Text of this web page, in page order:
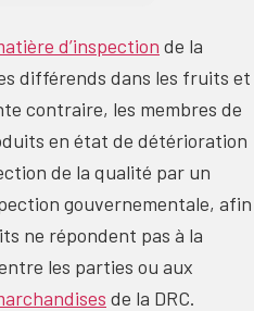
d’inspection de la
différends dans les fruits et
contraire, les membres de
en état de détérioration
de la qualité par un
gouvernementale, afin
ne répondent pas à la
les parties ou aux
de la DRC.